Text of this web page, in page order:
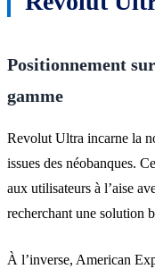
Positionnement
gamme
Revolut Ultra incarne la
issues des néobanques.
aux utilisateurs à l’aise
recherchant une solution
À l’inverse, American